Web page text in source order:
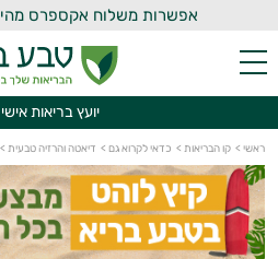
אפשרות משלוח אקספרס
יועץ בריאות אישי AI
ראשי > קו הבריאות > כדאי לקרוא גם > דיאטה והרזיה טבעית >
יועץ בריאות אישי AI